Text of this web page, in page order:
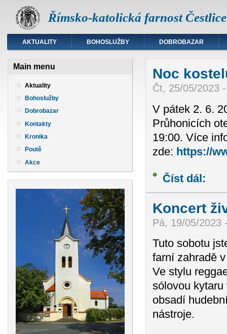
Římsko-katolická farnost Čestlice
AKTUALITY BOHOSLUŽBY DOBROBAZAR
Main menu
Aktuality
Bohoslužby
Dobrobazar
Kontakty
Kronika
Poutě
Akce
Noc
Čt, 25/05/2023
V pátek 2. 6.
Průhonicích
19:00. Více
zde: https://
Číst dál:
Koncert
Pá, 19/05/2023
Tuto sobotu
farní zahradě
Ve stylu
sólovou
obsadí
nástroje.